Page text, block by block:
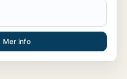
Mer info